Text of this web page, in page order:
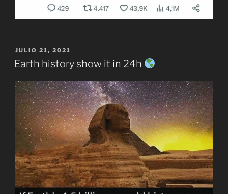
PUBLICADO
EL
JULIO 21, 2021
Earth history show it in 24h